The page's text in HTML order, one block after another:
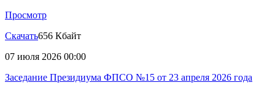
Просмотр
Скачать656 Кбайт
07 июля 2026 00:00
Заседание Президиума ФПСО №15 от 23 апреля 2026 года